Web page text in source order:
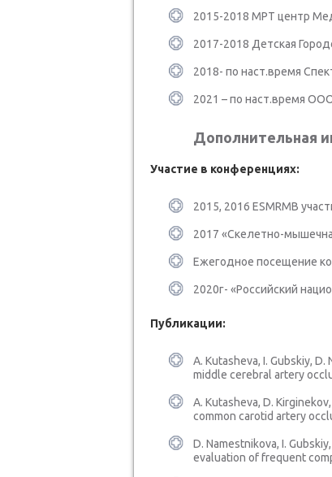
2015-2018 МРТ центр
2017-2018 Детская
2018- по наст.время
2021 – по наст.время
Дополнительная
Участие в конференциях:
2015, 2016 ESMRMB
2017 «Скелетно-
Ежегодное посещение
2020г- «Российский
Публикации:
A. Kutasheva, I. Gubskiy,
middle cerebral artery
A. Kutasheva, D.
common carotid artery
D. Namestnikova, I.
evaluation of frequent